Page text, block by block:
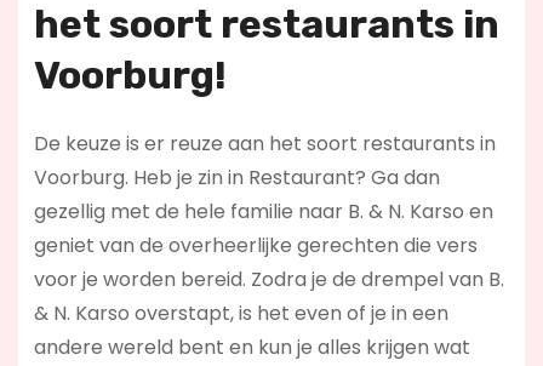
het soort restaurants in
Voorburg!
De keuze is er reuze aan het soort restaurants in
Voorburg. Heb je zin in Restaurant? Ga dan
gezellig met de hele familie naar B. & N. Karso en
geniet van de overheerlijke gerechten die vers
voor je worden bereid. Zodra je de drempel van B.
& N. Karso overstapt, is het even of je in een
andere wereld bent en kun je alles krijgen wat